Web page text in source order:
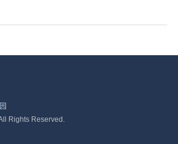
Rights Reserved.